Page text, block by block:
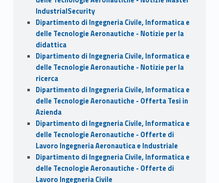
IndustrialSecurity
Dipartimento di Ingegneria Civile, Informatica e
delle Tecnologie Aeronautiche - Notizie per la
didattica
Dipartimento di Ingegneria Civile, Informatica e
delle Tecnologie Aeronautiche - Notizie per la
ricerca
Dipartimento di Ingegneria Civile, Informatica e
delle Tecnologie Aeronautiche - Offerta Tesi in
Azienda
Dipartimento di Ingegneria Civile, Informatica e
delle Tecnologie Aeronautiche - Offerte di
Lavoro Ingegneria Aeronautica e Industriale
Dipartimento di Ingegneria Civile, Informatica e
delle Tecnologie Aeronautiche - Offerte di
Lavoro Ingegneria Civile